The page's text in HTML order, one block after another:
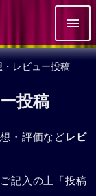
レビュー投稿
投稿
・評価などレビ
記入の上「投稿